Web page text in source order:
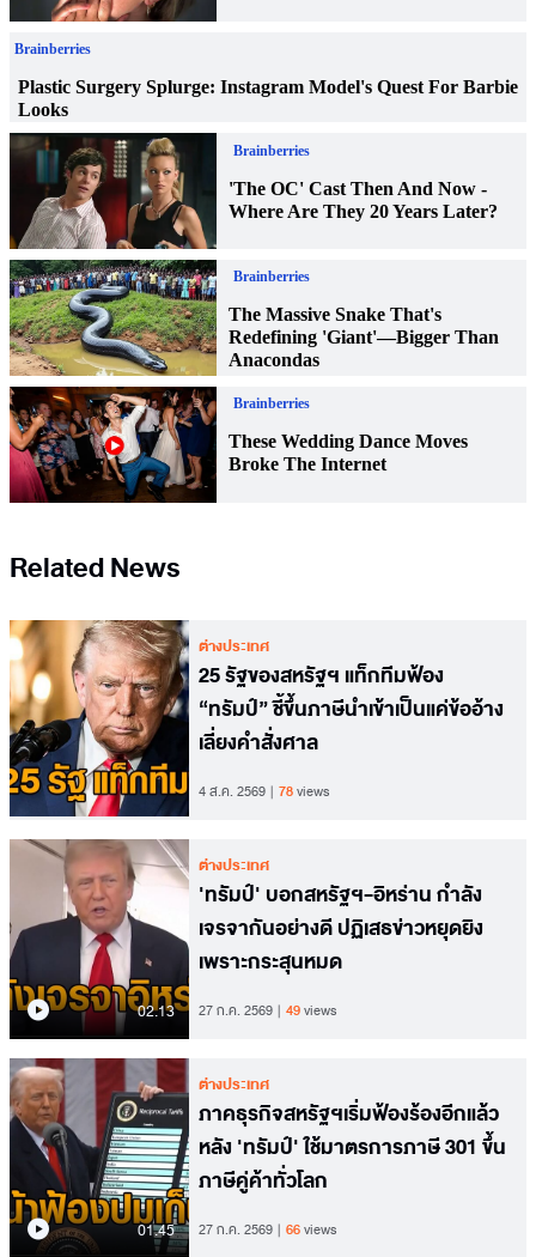
Related News
ต่างประเทศ
25 รัฐของสหรัฐฯ แท็กทีมฟ้อง
“ทรัมป์” ชี้ขึ้นภาษีนำเข้าเป็นแค่ข้ออ้าง
เลี่ยงคำสั่งศาล
4 ส.ค. 2569 78views
02.13
ต่างประเทศ
'ทรัมป์' บอกสหรัฐฯ-อิหร่าน กำลัง
เจรจากันอย่างดี ปฏิเสธข่าวหยุดยิง
เพราะกระสุนหมด
27 ก.ค. 2569 49views
01.45
ต่างประเทศ
ภาคธุรกิจสหรัฐฯเริ่มฟ้องร้องอีกแล้ว
หลัง 'ทรัมป์' ใช้มาตรการภาษี 301 ขึ้น
ภาษีคู่ค้าทั่วโลก
27 ก.ค. 2569 66views